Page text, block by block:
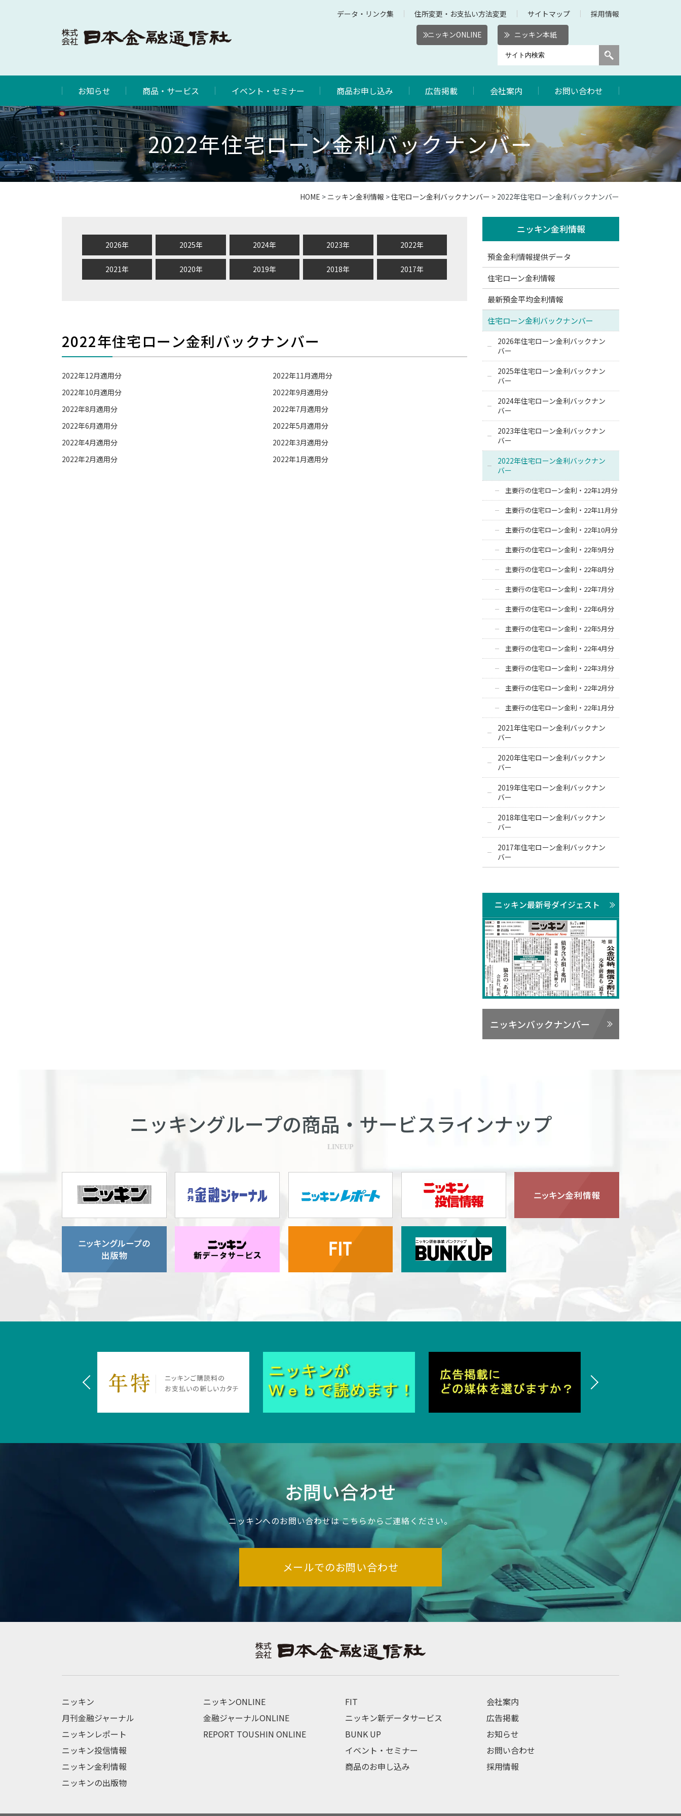
データ・リンク集 住所変更・お支払い方法変更 サイトマップ 採用情報
ニッキンONLINE ニッキン本紙
お知らせ 商品・サービス イベント・セミナー 商品お申し込み 広告掲載 会社案内 お問い合わせ
2022年住宅ローン金利バックナンバー
HOME > ニッキン金利情報 >住宅ローン金利バックナンバー > 2022年住宅ローン金利バックナンバー
2026年 2025年 2024年 2023年 2022年
2021年 2020年 2019年 2018年 2017年
2022年住宅ローン金利バックナンバー
2022年12月適用分
2022年11月適用分
2022年10月適用分
2022年9月適用分
2022年8月適用分
2022年7月適用分
2022年6月適用分
2022年5月適用分
2022年4月適用分
2022年3月適用分
2022年2月適用分
2022年1月適用分
ニッキン金利情報
預金金利情報提供データ
住宅ローン金利情報
最新預金平均金利情報
住宅ローン金利バックナンバー
2026年住宅ローン金利バックナン
バー
2025年住宅ローン金利バックナン
バー
2024年住宅ローン金利バックナン
バー
2023年住宅ローン金利バックナン
バー
2022年住宅ローン金利バックナン
バー
主要行の住宅ローン金利・22年12月分
主要行の住宅ローン金利・22年11月分
主要行の住宅ローン金利・22年10月分
主要行の住宅ローン金利・22年9月分
主要行の住宅ローン金利・22年8月分
主要行の住宅ローン金利・22年7月分
主要行の住宅ローン金利・22年6月分
主要行の住宅ローン金利・22年5月分
主要行の住宅ローン金利・22年4月分
主要行の住宅ローン金利・22年3月分
主要行の住宅ローン金利・22年2月分
主要行の住宅ローン金利・22年1月分
2021年住宅ローン金利バックナン
バー
2020年住宅ローン金利バックナン
バー
2019年住宅ローン金利バックナン
バー
2018年住宅ローン金利バックナン
バー
2017年住宅ローン金利バックナン
バー
ニッキン最新号ダイジェスト
ニッキンバックナンバー
ニッキングループの商品・ サービスラインナップ
LINEUP
お問い合わせ
ニッキンへのお問い合わせはこちらからご連絡ください。
メールでのお問い合わせ
ニッキン
月刊金融ジャーナル
ニッキンレポート
ニッキン投信情報
ニッキン金利情報
ニッキンの出版物
ニッキンONLINE
金融ジャーナルONLINE
REPORT TOUSHIN ONLINE
FIT
ニッキン新データサービス
BUNK UP
イベント・セミナー
商品のお申し込み
会社案内
広告掲載
お知らせ
お問い合わせ
採用情報